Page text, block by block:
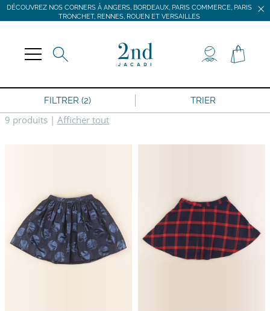
DÉCOUVREZ NOS CORNERS À ANGERS, BORDEAUX, PARIS COMMERCE, PARIS
TRONCHET, RENNES, ROUEN ET VERSAILLES
DÉCOUVREZ NOS CORNERS À ANGERS, BORDEAUX, PARIS COMMERCE, PARIS
TRONCHET, RENNES, ROUEN ET VERSAILLES
FILTRER (2) TRIER
9 produits | Afficher tout